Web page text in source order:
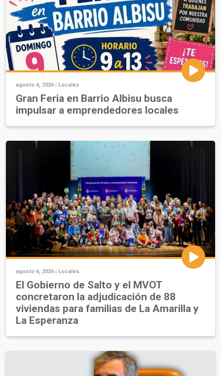
agosto 6, 2026 | Locales
Gran Feria en Barrio Albisu busca
impulsar a emprendedores locales
agosto 6, 2026 | Locales
El Gobierno de Salto y el MVOT
concretaron la adjudicación de 88
viviendas para familias de La Amarilla y
La Esperanza